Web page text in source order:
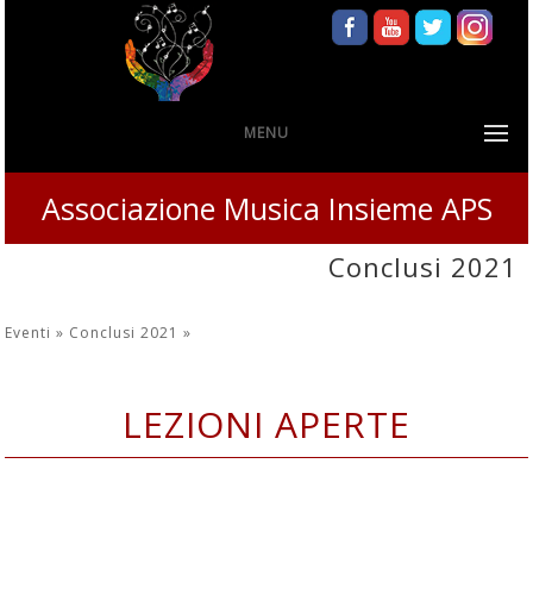
MENU
Associazione Musica Insieme APS
Conclusi 2021
Eventi » Conclusi 2021»
LEZIONI APERTE